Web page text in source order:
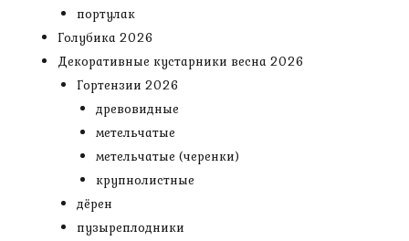
портулак
Голубика 2026
Декоративные кустарники весна 2026
Гортензии 2026
древовидные
метельчатые
метельчатые (черенки)
крупнолистные
дёрен
пузыреплодники